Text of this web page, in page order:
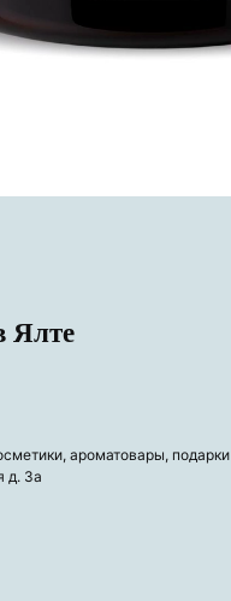
Ялте
ароматовары, подарки
д. 3а